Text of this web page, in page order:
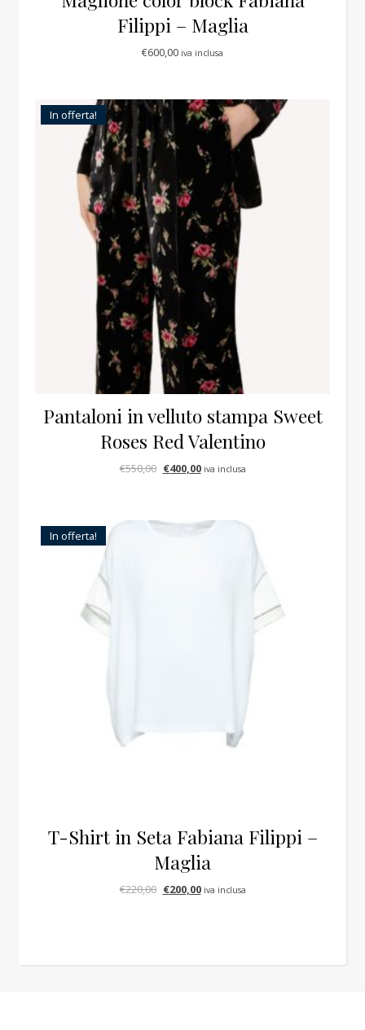
Filippi – Maglia
€600,00 iva inclusa
In offerta!
Pantaloni in velluto stampa Sweet
Roses Red Valentino
€550,00 Il prezzo originale era: €550,00.
€400,00Il prezzo attuale è: €400,00.
iva inclusa
In offerta!
T-Shirt in Seta Fabiana Filippi –
Maglia
€220,00 Il prezzo originale era: €220,00.
€200,00Il prezzo attuale è: €200,00.
iva inclusa